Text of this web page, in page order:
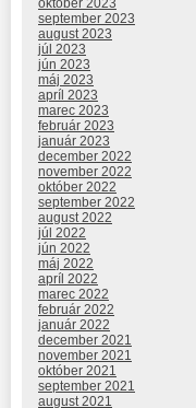
september 2023
august 2023
júl 2023
jún 2023
máj 2023
apríl 2023
marec 2023
február 2023
január 2023
december 2022
november 2022
október 2022
september 2022
august 2022
júl 2022
jún 2022
máj 2022
apríl 2022
marec 2022
február 2022
január 2022
december 2021
november 2021
október 2021
september 2021
august 2021